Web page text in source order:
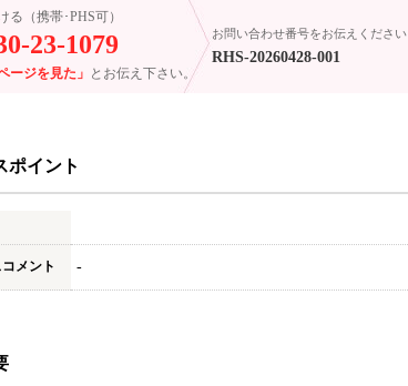
る（携帯･PHS可）
23-1079
ージを見た」 とお伝え下さい。
お問い合わせ番号をお伝えください
RHS-20260428-001
ポイント
メント -